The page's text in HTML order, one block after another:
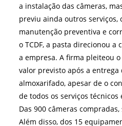
a instalação das câmeras,
previu ainda outros serviços,
manutenção preventiva e
o TCDF, a pasta direcionou a
a empresa. A firma pleiteou
valor previsto após a
almoxarifado, apesar de o
de todos os serviços técnicos
Das 900 câmeras
Além disso, dos 15